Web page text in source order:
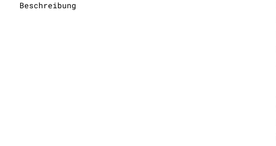
Beschreibung